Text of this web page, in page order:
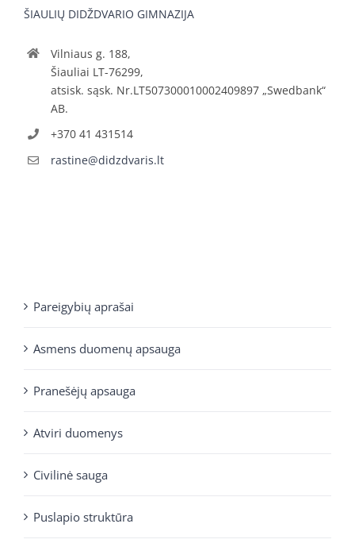
ŠIAULIŲ DIDŽDVARIO GIMNAZIJA
Vilniaus g. 188,
Šiauliai LT-76299,
atsisk. sąsk. Nr.LT507300010002409897 „Swedbank“
AB.
+370 41 431514
rastine@didzdvaris.lt
Pareigybių aprašai
Asmens duomenų apsauga
Pranešėjų apsauga
Atviri duomenys
Civilinė sauga
Puslapio struktūra